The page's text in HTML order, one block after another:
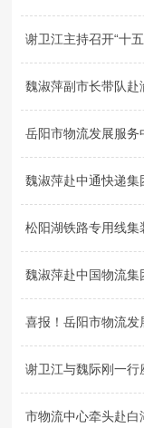
谢卫江主持召开“十
魏淑萍副市长带队
岳阳市物流发展服务中心
魏淑萍赴中通快递集
松阳湖铁路专用线
魏淑萍赴中国物流集团和国
喜报！岳阳市物流发展服务中
谢卫江与魏际刚一行
市物流中心牵头赴白湖